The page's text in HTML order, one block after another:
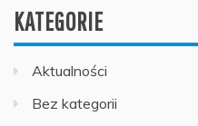
KATEGORIE
Aktualności
Bez kategorii